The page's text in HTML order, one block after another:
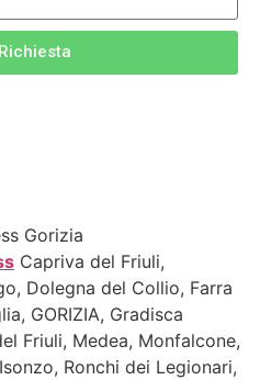
Capriva del Friuli,
Dolegna del Collio, Farra
GORIZIA, Gradisca
Friuli, Medea, Monfalcone,
Ronchi dei Legionari,